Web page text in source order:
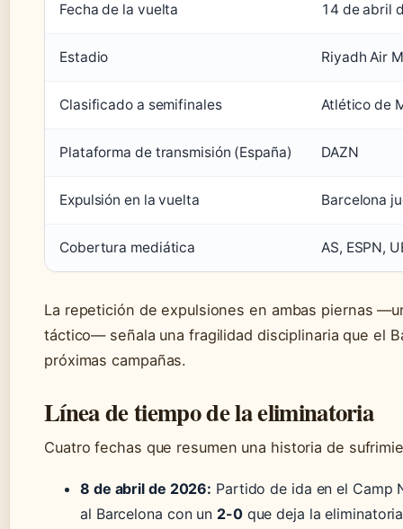
Fecha de la vuelta 14 de abril
Estadio Riyadh Air
Clasificado a semifinales Atlético de
Plataforma de transmisión (España) DAZN
Expulsión en la vuelta Barcelona
Cobertura mediática AS, ESPN,
La repetición de expulsiones en ambas piernas
táctico— señala una fragilidad disciplinaria que el
próximas campañas.
Línea de tiempo de la eliminatoria
Cuatro fechas que resumen una historia de
8 de abril de 2026: Partido de ida en el Camp
al Barcelona con un 2-0que deja la